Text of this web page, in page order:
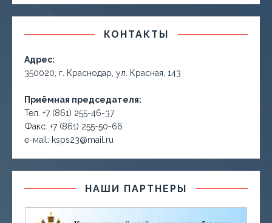
КОНТАКТЫ
Адрес:
350020, г. Краснодар, ул. Красная, 143
Приёмная председателя:
Тел. +7 (861) 255-46-37
Факс. +7 (861) 255-50-66
е-маil: ksps23@mail.ru
НАШИ ПАРТНЕРЫ